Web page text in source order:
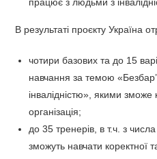
В результаті проєкту Україна
чотири базових та до 15
навчання за темою
інвалідністю», якими зможе
організація;
до 35 тренерів, в т.ч. з
зможуть навчати коректної